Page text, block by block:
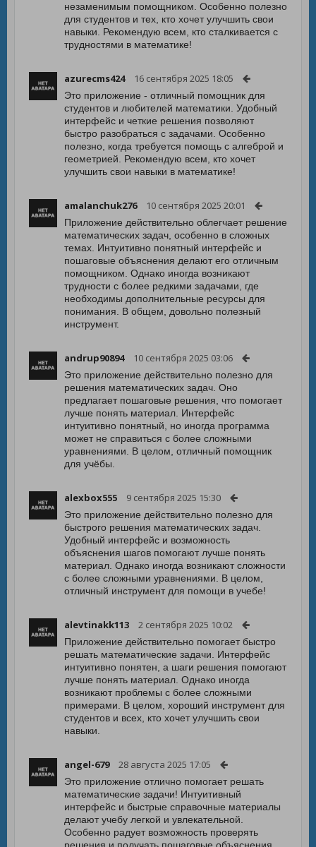
незаменимым помощником. Особенно полезно
для студентов и тех, кто хочет улучшить свои
навыки. Рекомендую всем, кто сталкивается с
трудностями в математике!
azurecms424 16 сентября 2025 18:05
Это приложение - отличный помощник для
студентов и любителей математики. Удобный
интерфейс и четкие решения позволяют
быстро разобраться с задачами. Особенно
полезно, когда требуется помощь с алгеброй и
геометрией. Рекомендую всем, кто хочет
улучшить свои навыки в математике!
amalanchuk276 10 сентября 2025 20:01
Приложение действительно облегчает решение
математических задач, особенно в сложных
темах. Интуитивно понятный интерфейс и
пошаговые объяснения делают его отличным
помощником. Однако иногда возникают
трудности с более редкими задачами, где
необходимы дополнительные ресурсы для
понимания. В общем, довольно полезный
инструмент.
andrup90894 10 сентября 2025 03:06
Это приложение действительно полезно для
решения математических задач. Оно
предлагает пошаговые решения, что помогает
лучше понять материал. Интерфейс
интуитивно понятный, но иногда программа
может не справиться с более сложными
уравнениями. В целом, отличный помощник
для учёбы.
alexbox555 9 сентября 2025 15:30
Это приложение действительно полезно для
быстрого решения математических задач.
Удобный интерфейс и возможность
объяснения шагов помогают лучше понять
материал. Однако иногда возникают сложности
с более сложными уравнениями. В целом,
отличный инструмент для помощи в учебе!
alevtinakk113 2 сентября 2025 10:02
Приложение действительно помогает быстро
решать математические задачи. Интерфейс
интуитивно понятен, а шаги решения помогают
лучше понять материал. Однако иногда
возникают проблемы с более сложными
примерами. В целом, хороший инструмент для
студентов и всех, кто хочет улучшить свои
навыки.
angel-679 28 августа 2025 17:05
Это приложение отлично помогает решать
математические задачи! Интуитивный
интерфейс и быстрые справочные материалы
делают учебу легкой и увлекательной.
Особенно радует возможность проверять